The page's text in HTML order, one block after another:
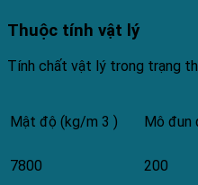
Thuộc tính vật lý
Tính chất vật lý trong trạng
Mật độ (kg/m 3 ) Mô đun
7800
200